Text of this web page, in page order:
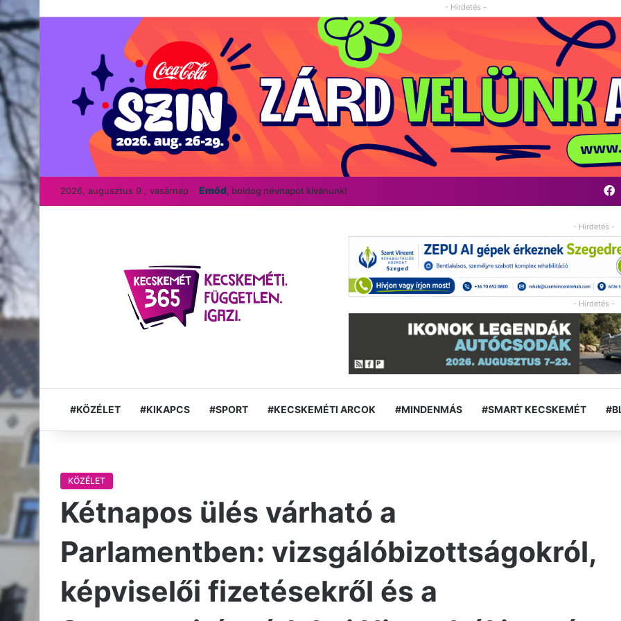
- Hirdetés -
2026, augusztus 9., vasárnap Emőd, boldog névnapot kívánunk!
- Hirdetés -
- Hirdetés -
#KÖZÉLET #KIKAPCS #SPORT #KECSKEMÉTI ARCOK #MINDENMÁS #SMART KECSKEMÉT
KÖZÉLET
Kétnapos ülés várható a
Parlamentben: vizsgálóbizottságokról,
képviselői fizetésekről és a